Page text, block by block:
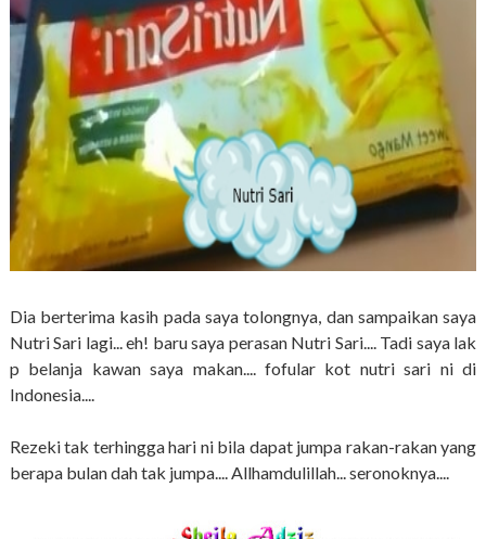
Dia berterima kasih pada saya tolongnya, dan sampaikan saya
Nutri Sari lagi... eh! baru saya perasan Nutri Sari.... Tadi saya lak
p belanja kawan saya makan.... fofular kot nutri sari ni di
Indonesia....
Rezeki tak terhingga hari ni bila dapat jumpa rakan-rakan yang
berapa bulan dah tak jumpa.... Allhamdulillah... seronoknya....